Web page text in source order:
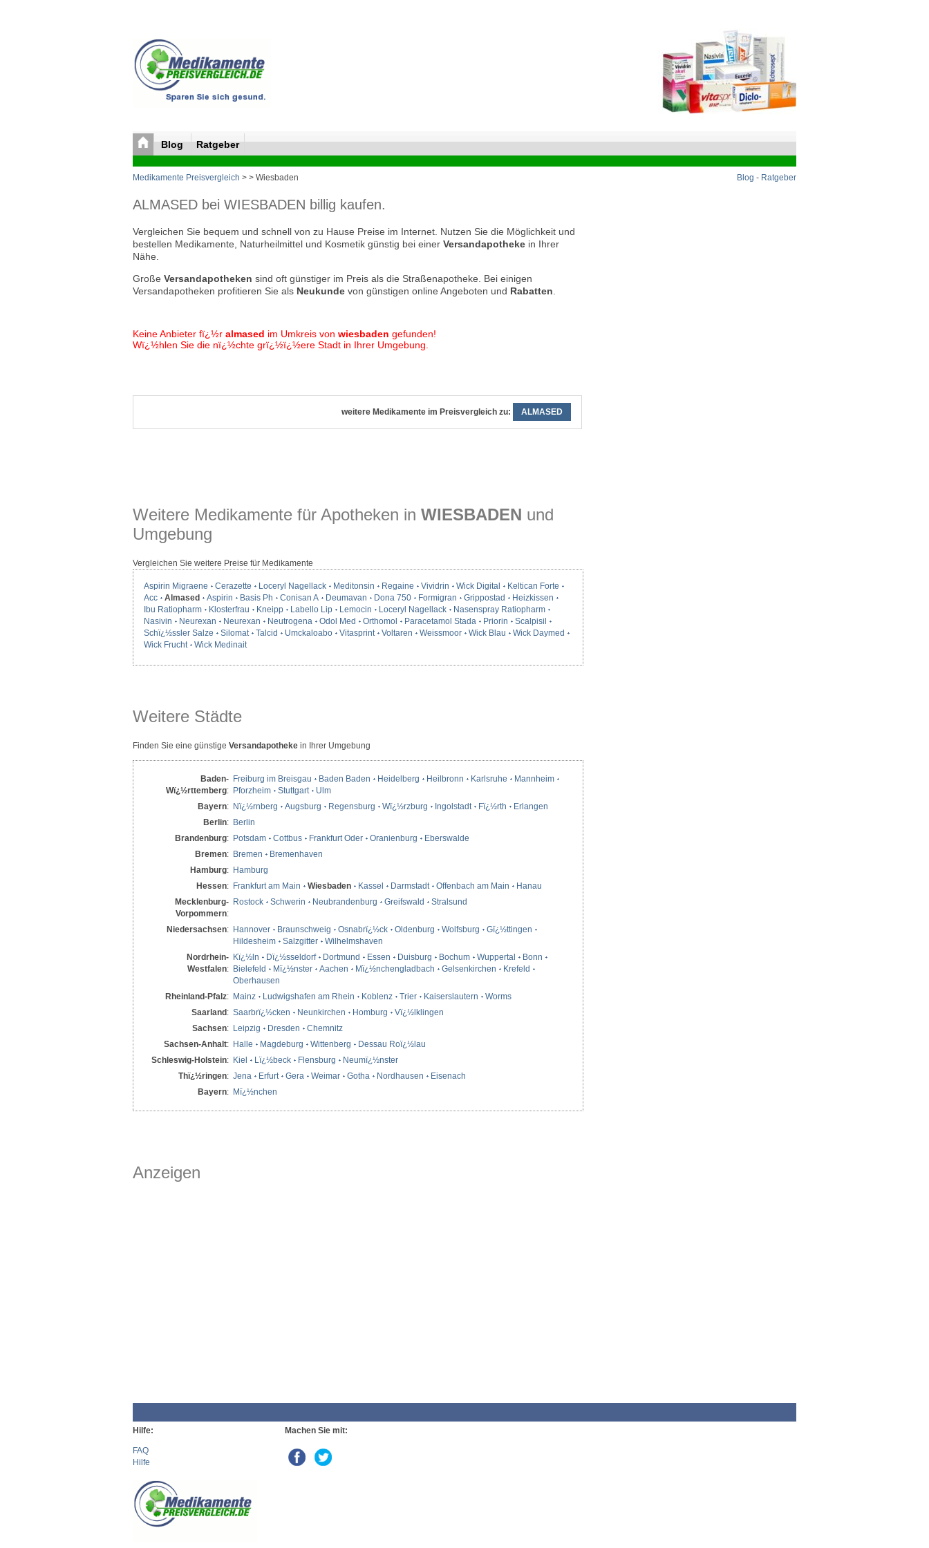
Blog Ratgeber
Medikamente Preisvergleich > > Wiesbaden Blog - Ratgeber
ALMASED bei WIESBADEN billig kaufen.
Vergleichen Sie bequem und schnell von zu Hause Preise im Internet. Nutzen Sie die Möglichkeit und
bestellen Medikamente, Naturheilmittel und Kosmetik günstig bei einer Versandapotheke in Ihrer
Nähe.
Große Versandapotheken sind oft günstiger im Preis als die Straßenapotheke. Bei einigen
Versandapotheken profitieren Sie als Neukunde von günstigen online Angeboten und Rabatten
Keine Anbieter fï¿½r almased im Umkreis von wiesbaden gefunden!
Wï¿½hlen Sie die nï¿½chte grï¿½ï¿½ere Stadt in Ihrer Umgebung.
weitere Medikamente im Preisvergleich zu: ALMASED
Weitere Medikamente für Apotheken in WIESBADEN und
Umgebung
Vergleichen Sie weitere Preise für Medikamente
Aspirin Migraene Cerazette Loceryl Nagellack Meditonsin Regaine Vividrin Wick Digital
Keltican Forte
Acc
Almased Aspirin Basis Ph Conisan A Deumavan Dona 750 Formigran Grippostad
Heizkissen
Ibu Ratiopharm
Klosterfrau Kneipp Labello Lip Lemocin Loceryl Nagellack
Nasenspray Ratiopharm
Nasivin
Neurexan Neurexan Neutrogena Odol Med Orthomol Paracetamol Stada Priorin
Scalpisil
Schï¿½ssler Salze
Silomat Talcid Umckaloabo Vitasprint Voltaren Weissmoor Wick Blau
Wick Daymed
Wick Frucht
Wick Medinait
Weitere Städte
Finden Sie eine günstige Versandapotheke in Ihrer Umgebung
Baden-
Wï¿½rttemberg:
Freiburg im Breisgau Baden Baden Heidelberg Heilbronn Karlsruhe
Mannheim
Pforzheim
Stuttgart
Ulm
Bayern: Nï¿½rnberg Augsburg Regensburg Wï¿½rzburg Ingolstadt Fï¿½rth
Erlangen
Berlin: Berlin
Brandenburg: Potsdam Cottbus Frankfurt Oder Oranienburg
Eberswalde
Bremen: Bremen
Bremenhaven
Hamburg: Hamburg
Hessen: Frankfurt am Main Wiesbaden Kassel Darmstadt Offenbach am Main
Hanau
Mecklenburg-
Vorpommern:
Rostock Schwerin Neubrandenburg Greifswald Stralsund
Niedersachsen: Hannover Braunschweig Osnabrï¿½ck Oldenburg Wolfsburg
Gï¿½ttingen
Hildesheim
Salzgitter
Wilhelmshaven
Nordrhein-
Westfalen:
Kï¿½ln Dï¿½sseldorf Dortmund Essen Duisburg Bochum Wuppertal
Bonn
Bielefeld
Mï¿½nster Aachen Mï¿½nchengladbach Gelsenkirchen
Krefeld
Oberhausen
Rheinland-Pfalz: Mainz Ludwigshafen am Rhein Koblenz Trier Kaiserslautern
Worms
Saarland: Saarbrï¿½cken Neunkirchen Homburg
Vï¿½lklingen
Sachsen: Leipzig Dresden
Chemnitz
Sachsen-Anhalt: Halle Magdeburg Wittenberg
Dessau Roï¿½lau
Schleswig-Holstein: Kiel Lï¿½beck Flensburg
Neumï¿½nster
Thï¿½ringen: Jena Erfurt Gera Weimar Gotha Nordhausen
Eisenach
Bayern: Mï¿½nchen
Anzeigen
Hilfe:
FAQ
Hilfe
Machen Sie mit: